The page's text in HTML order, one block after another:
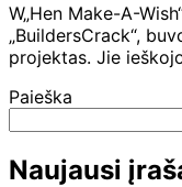
W„Hen Make-A-
„BuildersCrack“,
projektas. Jie
Paieška
Naujausi